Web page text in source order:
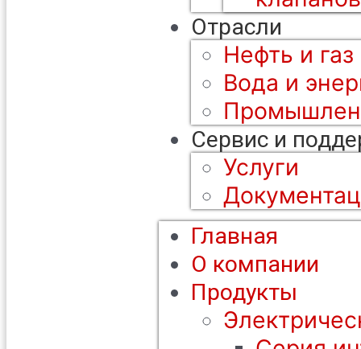
Отрасли
Нефть и газ
Вода и
Сервис и
Услуги
Главная
О компании
Продукты